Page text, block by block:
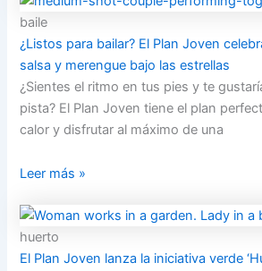
baile
¿Listos para bailar? El Plan Joven
salsa y merengue bajo las estrellas
¿Sientes el ritmo en tus pies y te
pista? El Plan Joven tiene el plan
calor y disfrutar al máximo de una
Leer más »
huerto
El Plan Joven lanza la iniciativa verde